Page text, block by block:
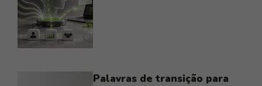
Palavras de transição para